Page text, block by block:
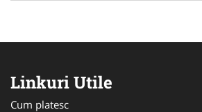
Linkuri Utile
Cum platesc